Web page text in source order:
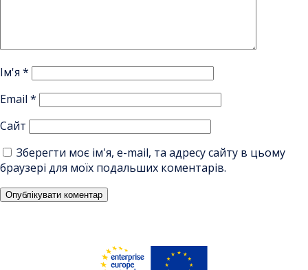
Ім'я *
Email *
Сайт
Зберегти моє ім'я, e-mail, та адресу сайту в цьому
браузері для моїх подальших коментарів.